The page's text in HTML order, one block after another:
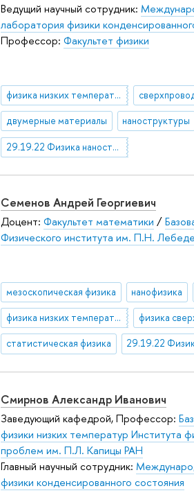
Ведущий научный сотрудник:
лаборатория физики
Профессор: Факультет физики
физика низких температур
двумерные материалы наноструктуры
29.19.22 Физика наноструктур. Низкоразмерные структуры. Мезоскопические структуры
Семенов Андрей Георгиевич
Доцент: Факультет математики /
Физического института им. П.Н.
мезоскопическая физика нанофизика
физика низких температур физика
статистическая физика
Смирнов Александр Иванович
Заведующий кафедрой, Профессор:
физики низких температур Института
проблем им. П.Л. Капицы РАН
Главный научный сотрудник:
физики конденсированного состояния